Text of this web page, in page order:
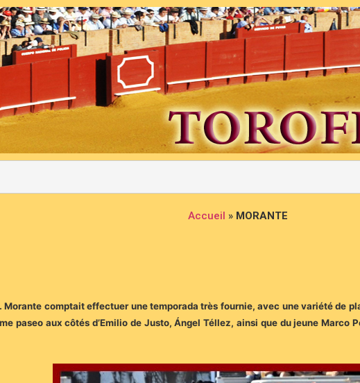
Accueil » MORANTE
Morante comptait effectuer une temporada très fournie, avec une variété de
paseo aux côtés d’Emilio de Justo, Ángel Téllez, ainsi que du jeune